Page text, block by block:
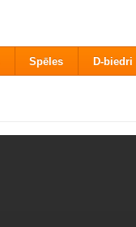
Spēles D-biedri